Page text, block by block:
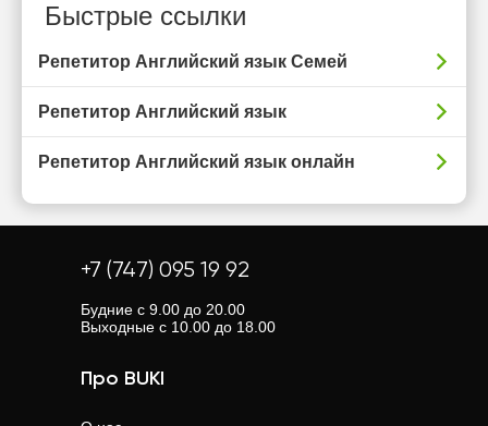
Быстрые ссылки
Репетитор Английский язык Семей
Репетитор Английский язык
Репетитор Английский язык онлайн
+7 (747) 095 19 92
Будние с 9.00 до 20.00
Выходные с 10.00 до 18.00
Про BUKI